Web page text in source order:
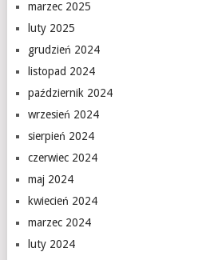
marzec 2025
luty 2025
grudzień 2024
listopad 2024
październik 2024
wrzesień 2024
sierpień 2024
czerwiec 2024
maj 2024
kwiecień 2024
marzec 2024
luty 2024